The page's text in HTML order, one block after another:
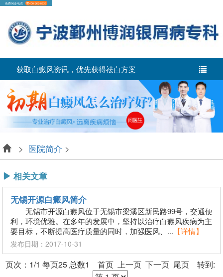
免费问诊电话 400-969-8336
获取白癜风资讯，优先获得祛白方案
> 医院简介 >
相关文章
无锡开源白癜风简介
无锡市开源白癜风位于无锡市梁溪区新民路99号，交通便
利，环境优雅。在多年的发展中，坚持以治疗白癜风疾病为主
要目标，不断提高医疗质量的同时，加强医风、... 【详情】
发布日期：2017-10-31
页次：1/1 每页25 总数1 首页 上一页 下一页 尾页 转到: